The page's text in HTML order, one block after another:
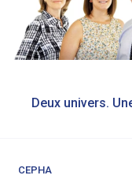
Navigation
CEPHA